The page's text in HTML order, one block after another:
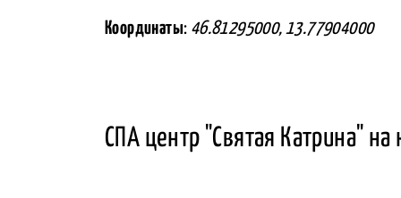
Координаты: 46.81295000, 13.77904000
СПА центр "Святая Катрина" на